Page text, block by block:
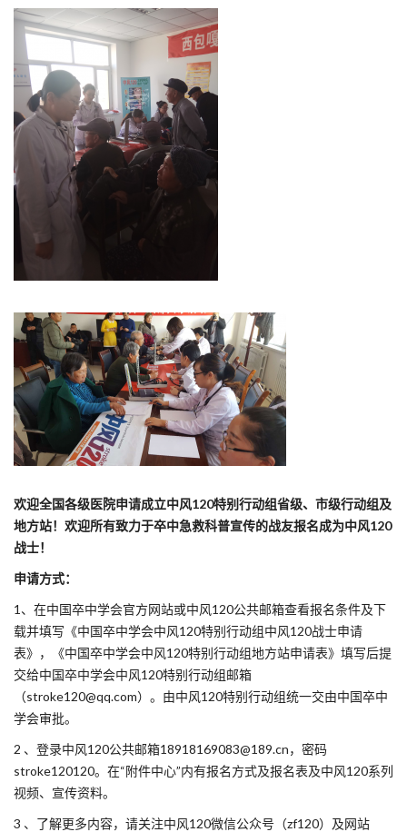
欢迎全国各级医院申请成立中风120特别行动组省级、市级行动组及
地方站！欢迎所有致力于卒中急救科普宣传的战友报名成为中风120
战士！
申请方式：
1、在中国卒中学会官方网站或中风120公共邮箱查看报名条件及下
载并填写《中国卒中学会中风120特别行动组中风120战士申请
表》，《中国卒中学会中风120特别行动组地方站申请表》填写后提
交给中国卒中学会中风120特别行动组邮箱
（stroke120@qq.com）。由中风120特别行动组统一交由中国卒中
学会审批。
2 、登录中风120公共邮箱18918169083@189.cn，密码
stroke120120。在“附件中心”内有报名方式及报名表及中风120系列
视频、宣传资料。
3 、了解更多内容，请关注中风120微信公众号（zf120）及网站